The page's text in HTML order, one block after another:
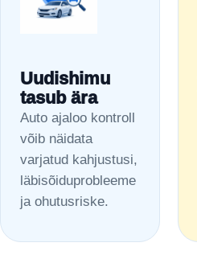
Uudishimu
tasub ära
Auto ajaloo kontroll
võib näidata
varjatud kahjustusi,
läbisõiduprobleeme
ja ohutusriske.